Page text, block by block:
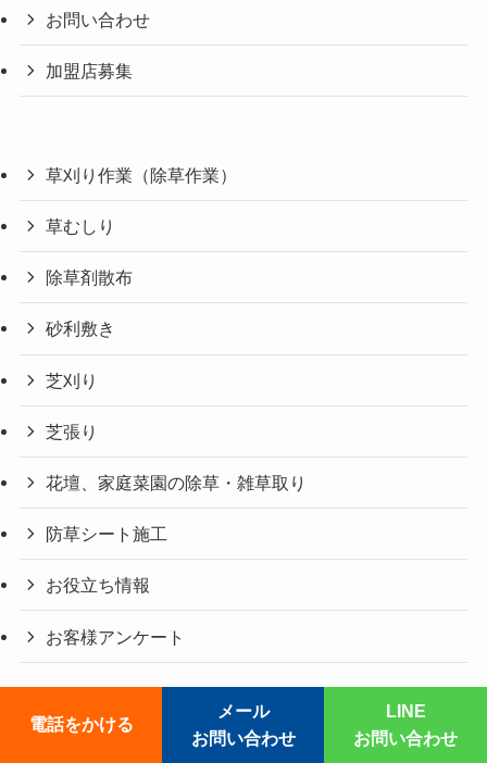
お問い合わせ
加盟店募集
草刈り作業（除草作業）
草むしり
除草剤散布
砂利敷き
芝刈り
芝張り
花壇、家庭菜園の除草・雑草取り
防草シート施工
お役立ち情報
お客様アンケート
電話をかける
メール
お問い合わせ
LINE
お問い合わせ